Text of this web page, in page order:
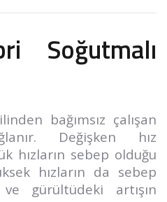
Soğutmalı
bağımsız çalışan
Değişken hız
hızların sebep olduğu
hızların da sebep
gürültüdeki artışın